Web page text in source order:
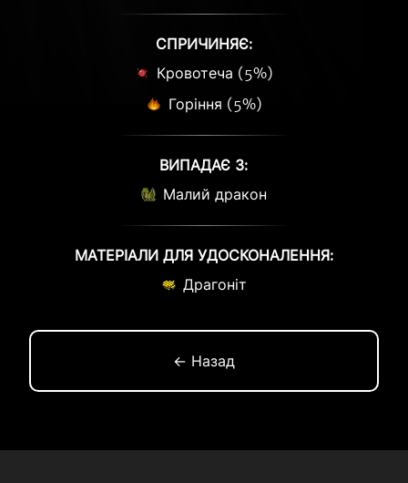
СПРИЧИНЯЄ:
Кровотеча (5%)
Горіння (5%)
ВИПАДАЄ З:
Малий дракон
МАТЕРІАЛИ ДЛЯ УДОСКОНАЛЕННЯ:
Драгоніт
← Назад